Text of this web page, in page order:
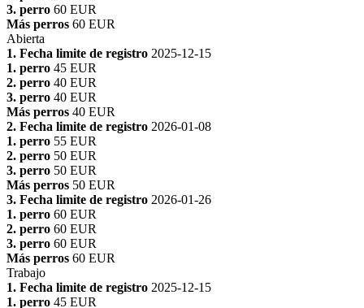
3. perro 60 EUR
Más perros 60 EUR
Abierta
1. Fecha limite de registro 2025-12-15
1. perro 45 EUR
2. perro 40 EUR
3. perro 40 EUR
Más perros 40 EUR
2. Fecha limite de registro 2026-01-08
1. perro 55 EUR
2. perro 50 EUR
3. perro 50 EUR
Más perros 50 EUR
3. Fecha limite de registro 2026-01-26
1. perro 60 EUR
2. perro 60 EUR
3. perro 60 EUR
Más perros 60 EUR
Trabajo
1. Fecha limite de registro 2025-12-15
1. perro 45 EUR